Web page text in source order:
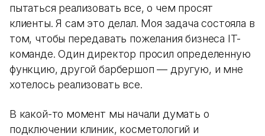
пытаться реализовать все, о чем просят
клиенты. Я сам это делал. Моя задача состояла в
том, чтобы передавать пожелания бизнеса IT-
команде. Один директор просил определенную
функцию, другой барбершоп — другую, и мне
хотелось реализовать все.
В какой-то момент мы начали думать о
подключении клиник, косметологий и